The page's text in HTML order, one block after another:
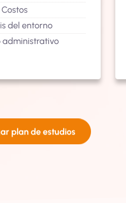
Costos
del entorno
administrativo
plan de estudios